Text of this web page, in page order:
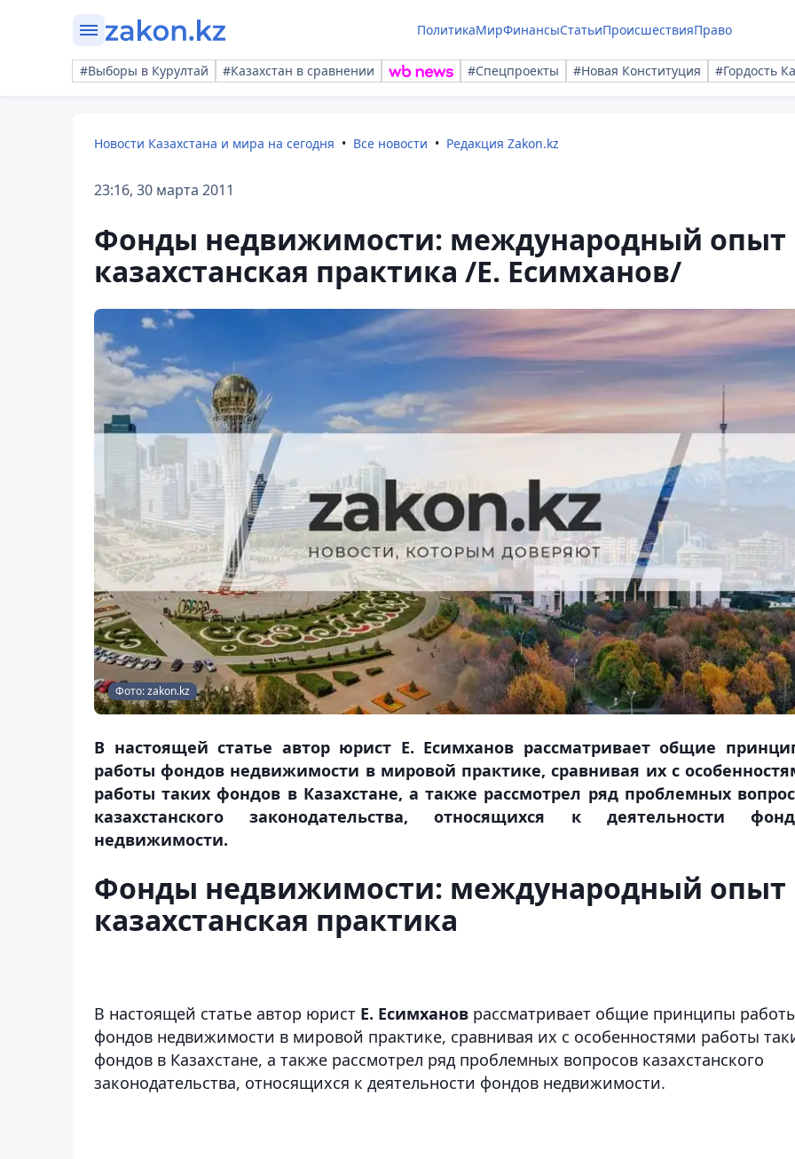
ПолитикаМирФинансыСтатьиПроисшествияПраво
#Выборы в Курултай #Казахстан в сравнении #Спецпроекты #Новая Конституция #Гордость
Новости Казахстана и мира на сегодня Все новости Редакция Zakon.kz
23:16, 30 марта 2011
Фонды недвижимости: международный опыт
казахстанская практика /Е. Есимханов/
Фото: zakon.kz
В настоящей статье автор юрист Е. Есимханов рассматривает общие
работы фондов недвижимости в мировой практике, сравнивая их с
работы таких фондов в Казахстане, а также рассмотрел ряд проблемных
казахстанского законодательства, относящихся к деятельности
недвижимости.
Фонды недвижимости: международный опыт
казахстанская практика
В настоящей статье автор юрист Е. Есимханов рассматривает общие принципы
фондов недвижимости в мировой практике, сравнивая их с особенностями работы
фондов в Казахстане, а также рассмотрел ряд проблемных вопросов казахстанского
законодательства, относящихся к деятельности фондов недвижимости.